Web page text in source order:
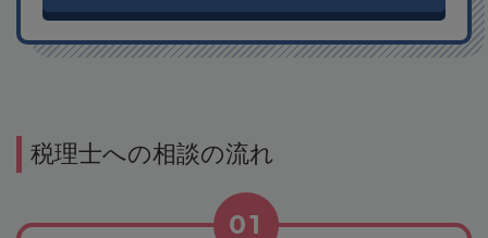
税理士への相談の流れ
01